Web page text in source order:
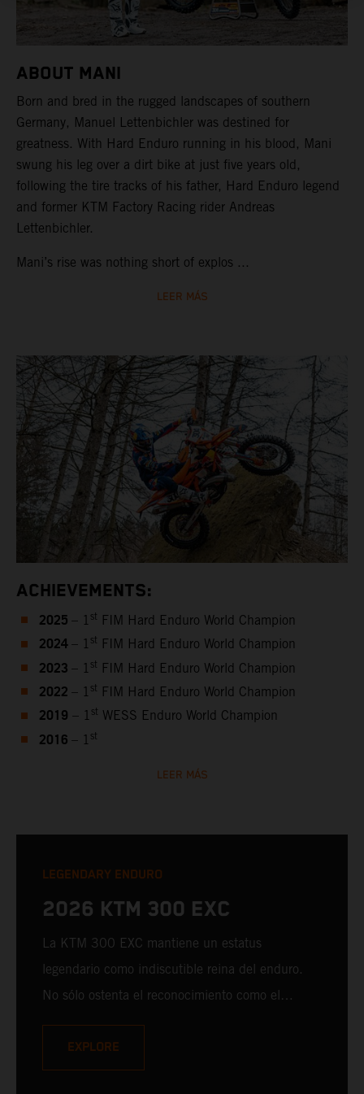
ABOUT MANI
Born and bred in the rugged landscapes of southern
Germany, Manuel Lettenbichler was destined for
greatness. With Hard Enduro running in his blood, Mani
swung his leg over a dirt bike at just five years old,
following the tire tracks of his father, Hard Enduro legend
and former KTM Factory Racing rider Andreas
Lettenbichler.
Mani’s rise was nothing short of explos ...
LEER MÁS
ACHIEVEMENTS:
2025 – 1 st FIM Hard Enduro World Champion
2024 – 1 st FIM Hard Enduro World Champion
2023 – 1 st FIM Hard Enduro World Champion
2022 – 1 st FIM Hard Enduro World Champion
2019 – 1 st WESS Enduro World Champion
2016 – 1 st
LEER MÁS
LEGENDARY ENDURO
2026 KTM 300 EXC
La KTM 300 EXC mantiene un estatus
legendario como indiscutible reina del enduro.
No sólo ostenta el reconocimiento como el
sigue siendo inigualable cuando se trata de
ingenio, furia y franca diversión de pilotaje en 2
EXPLORE